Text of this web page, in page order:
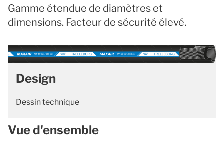
Gamme étendue de diamètres et
dimensions. Facteur de sécurité élevé.
Design
Dessin technique
Vue d'ensemble